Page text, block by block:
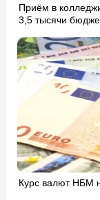
Приём в
3,5 тысячи
Курс валют НБМ